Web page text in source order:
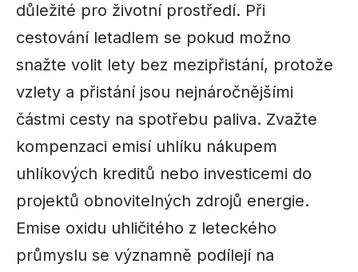
důležité pro životní prostředí. Při
cestování letadlem se pokud možno
snažte volit lety bez mezipřistání, protože
vzlety a přistání jsou nejnáročnějšími
částmi cesty na spotřebu paliva. Zvažte
kompenzaci emisí uhlíku nákupem
uhlíkových kreditů nebo investicemi do
projektů obnovitelných zdrojů energie.
Emise oxidu uhličitého z leteckého
průmyslu se významně podílejí na